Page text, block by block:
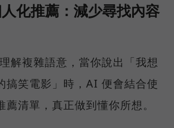
化推薦：減少尋找內容
解複雜語意，當你說出「我想
搞笑電影」時，AI 便會結合使
薦清單，真正做到懂你所想。